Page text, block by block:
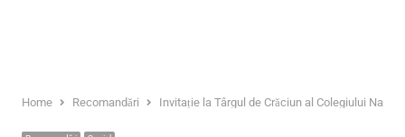
Home Recomandări Invitație la Târgul de Crăciun al Colegiului